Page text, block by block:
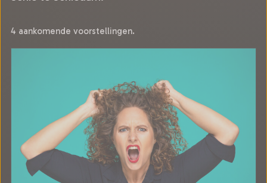
4 aankomende voorstellingen.